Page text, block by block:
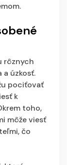
rôznych
a úzkosť.
pociťovať
k
toho,
môže viesť
čo